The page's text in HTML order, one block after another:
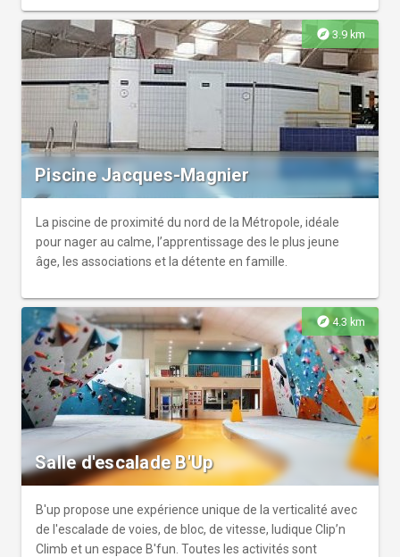
explore3.9 km
Piscine Jacques-Magnier
La piscine de proximité du nord de la Métropole, idéale
pour nager au calme, l’apprentissage des le plus jeune
âge, les associations et la détente en famille.
explore4.3 km
Salle d'escalade B'Up
B'up propose une expérience unique de la verticalité avec
de l'escalade de voies, de bloc, de vitesse, ludique Clip’n
Climb et un espace B'fun. Toutes les activités sont